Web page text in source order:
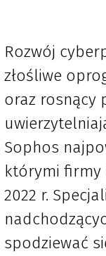
Rozwój
złośliwe
oraz rosnący
Sophos
którymi firmy
2022 r.
spodziewać